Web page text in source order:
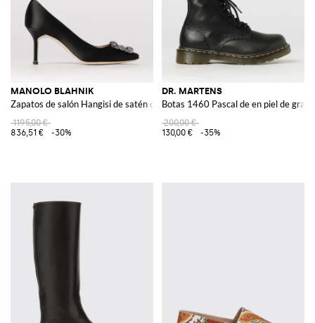
MANOLO BLAHNIK
Zapatos de salón Hangisi de satén con hebilla joya
1195,00 €
836,51 €
-30%
DR. MARTENS
Botas 1460 Pascal de en piel de
200,00 €
130,00 €
-35%